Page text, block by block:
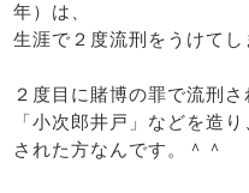
年）は、
生涯で２度流刑をうけてし
２度目に賭博の罪で流刑さ
「小次郎井戸」などを造
された方なんです。＾＾